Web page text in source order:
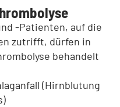
-Patienten, auf die
zutrifft, dürfen in
behandelt
(Hirnblutung